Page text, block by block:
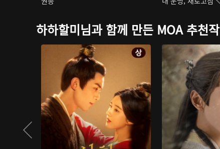
하하할미님과 함께 만든 MOA 추천작